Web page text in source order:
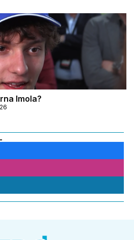
Imola?